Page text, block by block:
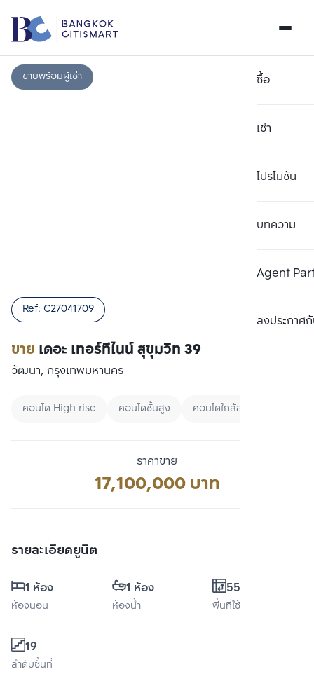
ซื้อ
เช่า
โปรโมชัน
บทความ
Agent
ลงประกาศกั
ขายพร้อมผู้เช่า
ขาย เดอะ เทอร์ทีไนน์ สุขุมวิท 39
Ref: C27041709
วัฒนา, กรุงเทพมหานคร
คอนโด High rise คอนโดชั้นสูง คอนโดใกล้สวน
ราคาขาย
17,100,000 บาท
รายละเอียดยูนิต
1 ห้อง
ห้องนอน
1 ห้อง
ห้องน้ำ
55.1 ตร.ม.
พื้นที่ใช้สอย
19
ลำดับชั้นที่
เปรียบเทียบ